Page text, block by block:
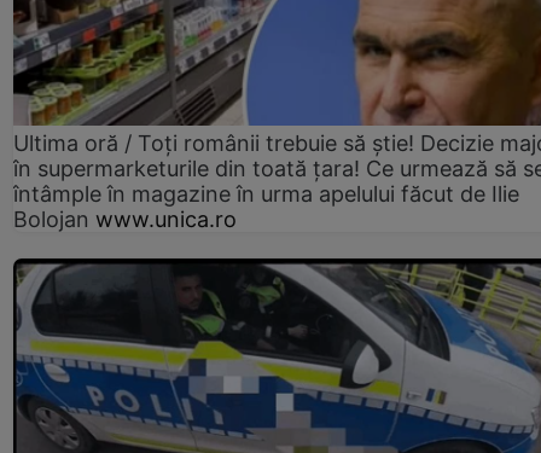
Ultima oră / Toți românii trebuie să știe! Decizie
în supermarketurile din toată țara! Ce urmează să
întâmple în magazine în urma apelului făcut de Ilie
Bolojan www.unica.ro